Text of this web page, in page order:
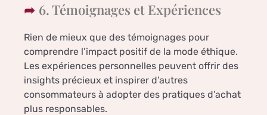
6. Témoignages et Expériences
Rien de mieux que des témoignages pour
comprendre l’impact positif de la mode éthique.
Les expériences personnelles peuvent offrir des
insights précieux et inspirer d’autres
consommateurs à adopter des pratiques d’achat
plus responsables.